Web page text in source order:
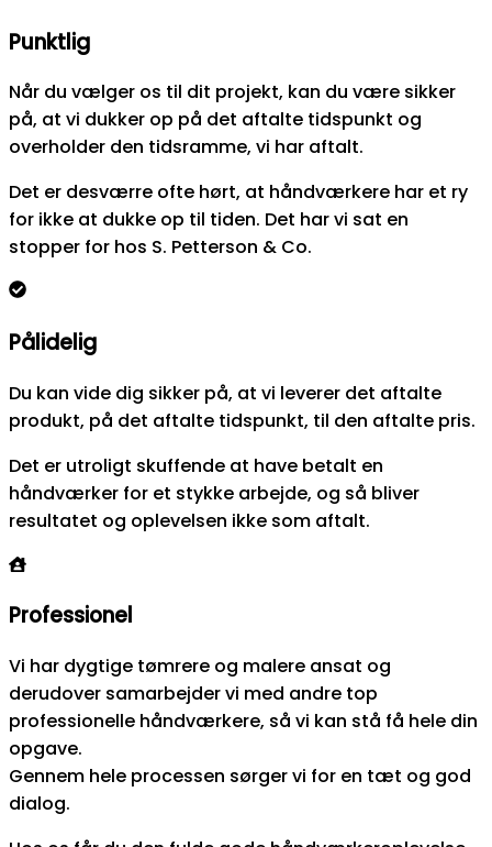
Punktlig
Når du vælger os til dit projekt, kan du være sikker
på, at vi dukker op på det aftalte tidspunkt og
overholder den tidsramme, vi har aftalt.
Det er desværre ofte hørt, at håndværkere har et ry
for ikke at dukke op til tiden. Det har vi sat en
stopper for hos S. Petterson & Co.
Pålidelig
Du kan vide dig sikker på, at vi leverer det aftalte
produkt, på det aftalte tidspunkt, til den aftalte pris.
Det er utroligt skuffende at have betalt en
håndværker for et stykke arbejde, og så bliver
resultatet og oplevelsen ikke som aftalt.
Professionel
Vi har dygtige tømrere og malere ansat og
derudover samarbejder vi med andre top
professionelle håndværkere, så vi kan stå få hele din
opgave.
Gennem hele processen sørger vi for en tæt og god
dialog.